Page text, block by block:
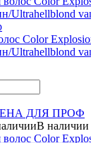
Color
Ultrahellblond
ДЛЯ ПРОФ
В наличии